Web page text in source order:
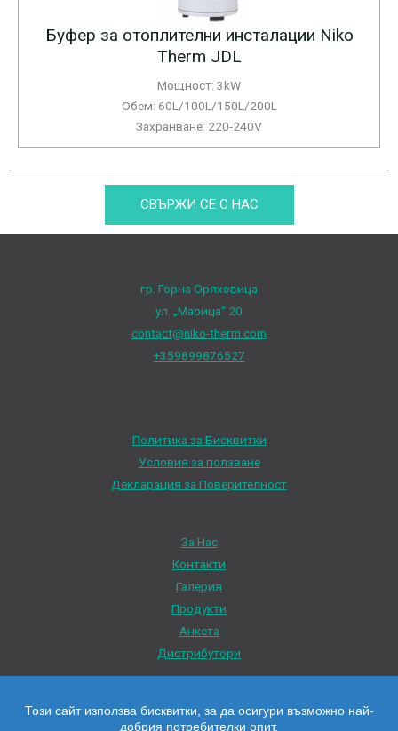
Този сайт използва бисквитки, за да осигури възможно най-
добрия потребителки опит.
Буфер за отоплителни инсталации Niko
Therm JDL
Мощност: 3kW
Обем: 60L/100L/150L/200L
Захранване: 220-240V
СВЪРЖИ СЕ С НАС
гр. Горна Оряховица
ул. „Марица“ 20
contact@niko-therm.com
+359899876527
Политика за Бисквитки
Условия за ползване
Декларация за Поверителност
За Нас
Контакти
Галерия
Продукти
Анкета
Дистрибутори